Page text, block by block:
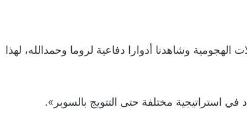
الهجومية وشاهدنا أدوارا دفاعية لروما وحمدالله، لهذا
في استراتيجية مختلفة حتى التتويج بالسوبر».